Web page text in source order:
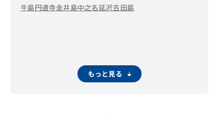
牛島円通寺金井島中之名延沢吉田島
もっと見る